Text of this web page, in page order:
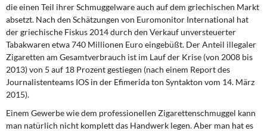
die einen Teil ihrer Schmuggelware auch auf dem griechischen Markt
absetzt. Nach den Schätzungen von Euromonitor International hat
der griechische Fiskus 2014 durch den Verkauf unversteuerter
Tabakwaren etwa 740 Millionen Euro eingebüßt. Der Anteil illegaler
Zigaretten am Gesamtverbrauch ist im Lauf der Krise (von 2008 bis
2013) von 5 auf 18 Prozent gestiegen (nach einem Report des
Journalistenteams IOS in der Efimerida ton Syntakton vom 14. März
2015).
Einem Gewerbe wie dem professionellen Zigarettenschmuggel kann
man natürlich nicht komplett das Handwerk legen. Aber man hat es